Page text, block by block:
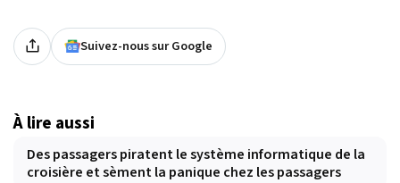
Suivez-nous sur Google
À lire aussi
Des passagers piratent le système informatique de la
croisière et sèment la panique chez les passagers